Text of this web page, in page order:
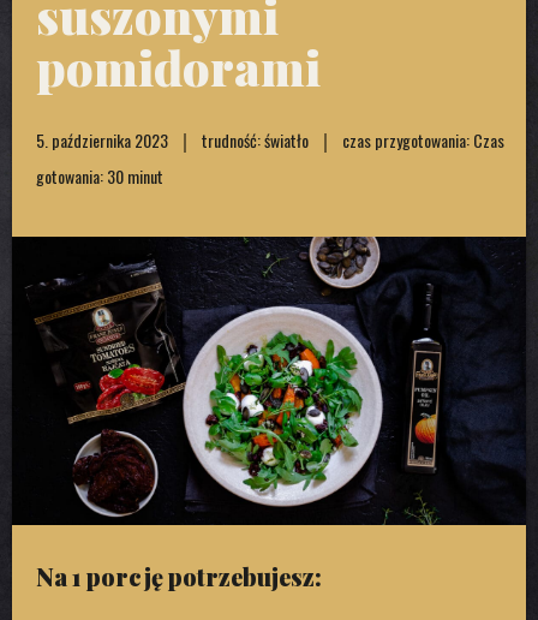
suszonymi
pomidorami
5. października 2023 trudność: światło
czas przygotowania: Czas
gotowania: 30 minut
Na 1 porcję potrzebujesz: